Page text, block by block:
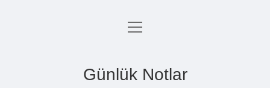
Anasayfa
menüyü
Günlük Notlar